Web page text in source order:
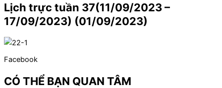
Lịch trực tuần 37(11/09/2023 –
17/09/2023) (01/09/2023)
Facebook
CÓ THỂ BẠN QUAN TÂM